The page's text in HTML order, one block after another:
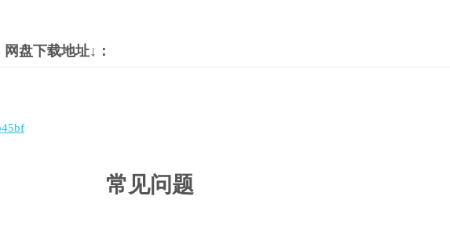
网盘下载地址↓：
常见问题